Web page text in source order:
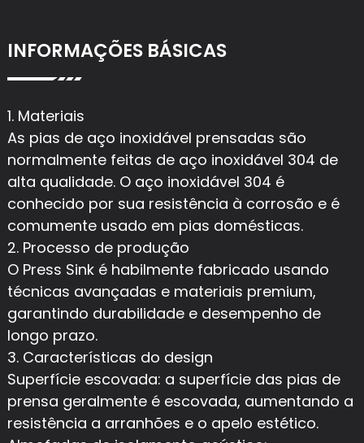
INFORMAÇÕES BÁSICAS
1. Materiais
As pias de aço inoxidável prensadas são
normalmente feitas de aço inoxidável 304 de
alta qualidade. O aço inoxidável 304 é
conhecido por sua resistência à corrosão e é
comumente usado em pias domésticas.
2. Processo de produção
O Press Sink é habilmente fabricado usando
técnicas avançadas e materiais premium,
garantindo durabilidade e desempenho de
longo prazo.
3. Características do design
Superfície escovada: a superfície das pias de
prensa geralmente é escovada, aumentando a
resistência a arranhões e o apelo estético.